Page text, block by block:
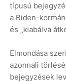
típusú
a Biden-
és „kiabálva
Elmondása
azonnali
bejegyzések